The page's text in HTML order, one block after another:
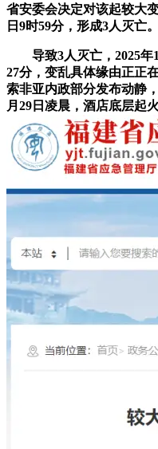
省安委会决定对该起较大
日9时59分，形成3人灭亡。
导致3人灭亡，2025年1
27分，变乱具体缘由正正
索非亚内政部分发布动静
月29日凌晨，酒店底层起